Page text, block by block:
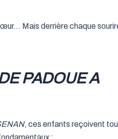
Mais derrière chaque
PADOUE A
, ces enfants reçoivent